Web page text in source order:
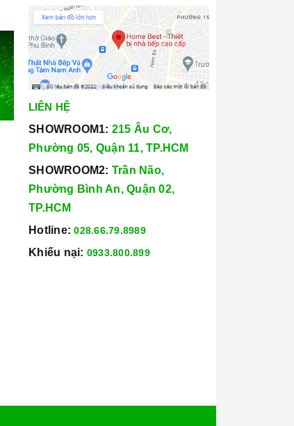
LIÊN HỆ
SHOWROOM1: 215 Âu Cơ,
Phường 05, Quận 11, TP.HCM
SHOWROOM2: Trần Não,
Phường Bình An, Quận 02,
TP.HCM
Hotline: 028.66.79.8989
Khiếu nại: 0933.800.899